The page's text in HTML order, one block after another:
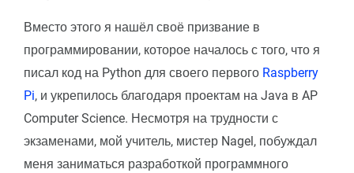
Вместо этого я нашёл своё призвание в
программировании, которое началось с того, что я
писал код на Python для своего первого Raspberry
Pi, и укрепилось благодаря проектам на Java в AP
Computer Science. Несмотря на трудности с
экзаменами, мой учитель, мистер Nagel, побуждал
меня заниматься разработкой программного